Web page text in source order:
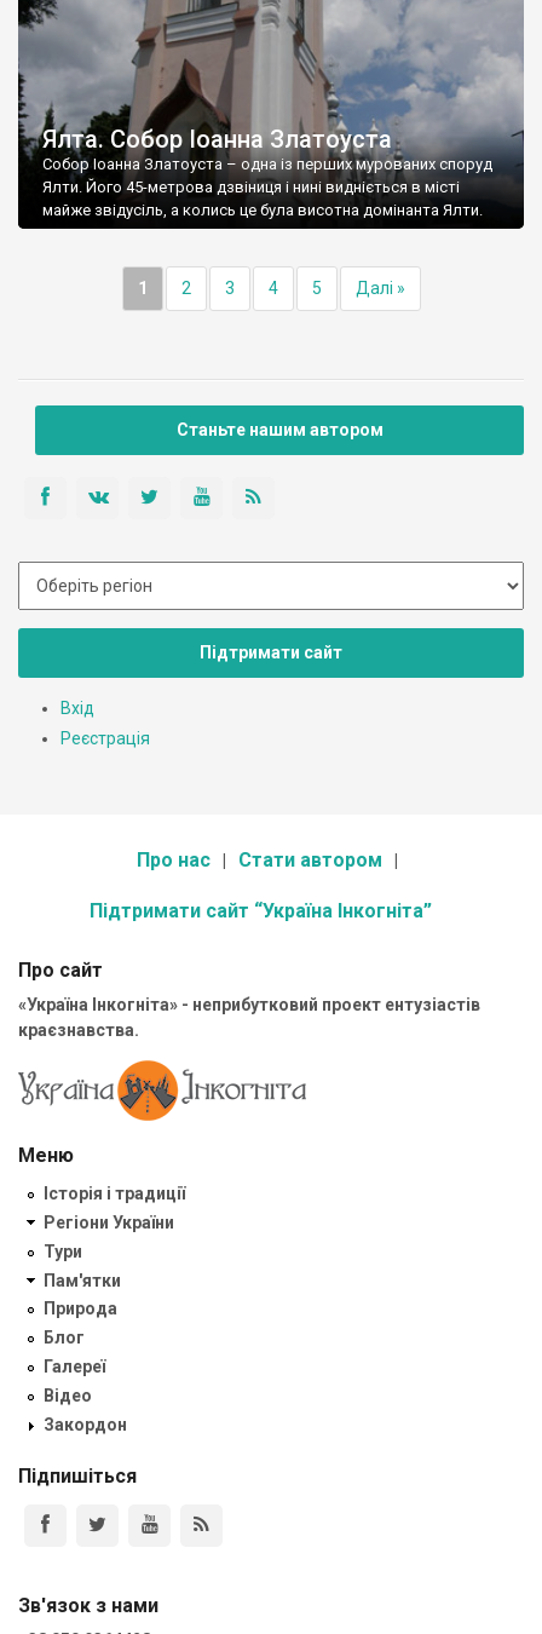
Ялта. Собор Іоанна Златоуста
Собор Іоанна Златоуста – одна із перших мурованих споруд
Ялти. Його 45-метрова дзвіниця і нині видніється в місті
майже звідусіль, а колись це була висотна домінанта Ялти.
1 2 3 4 5 Далі »
Станьте нашим автором
Підтримати сайт
Вхід
Реєстрація
Про нас Стати автором
Підтримати сайт “Україна Інкогніта”
Про сайт
«Україна Інкогніта» - неприбутковий проект ентузіастів
краєзнавства.
Меню
Історія і традиції
Регіони України
Тури
Пам'ятки
Природа
Блог
Галереї
Відео
Закордон
Підпишіться
Зв'язок з нами